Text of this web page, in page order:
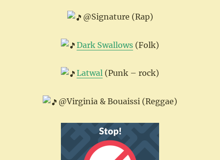
@Signature (Rap)
Dark Swallows (Folk)
Latwal (Punk – rock)
@Virginia & Bouaissi (Reggae)